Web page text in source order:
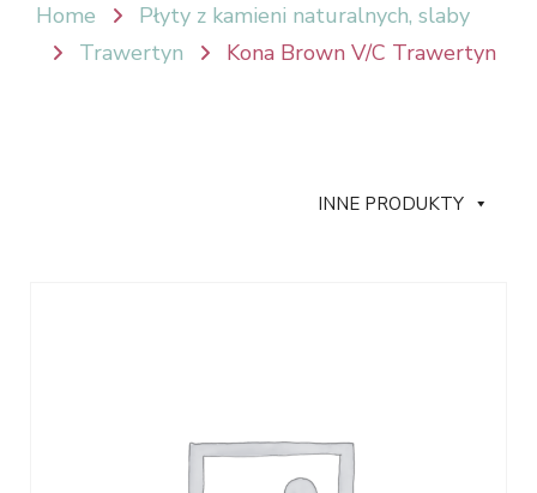
Home
Płyty z kamieni naturalnych, slaby
Trawertyn
Kona Brown V/C Trawertyn
INNE PRODUKTY